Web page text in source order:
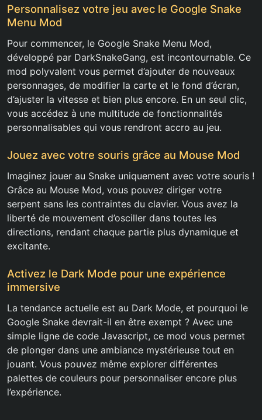
Personnalisez votre jeu avec le Google Snake
Menu Mod
Pour commencer, le Google Snake Menu Mod,
développé par DarkSnakeGang, est incontournable. Ce
mod polyvalent vous permet d’ajouter de nouveaux
personnages, de modifier la carte et le fond d’écran,
d’ajuster la vitesse et bien plus encore. En un seul clic,
vous accédez à une multitude de fonctionnalités
personnalisables qui vous rendront accro au jeu.
Jouez avec votre souris grâce au Mouse Mod
Imaginez jouer au Snake uniquement avec votre souris !
Grâce au Mouse Mod, vous pouvez diriger votre
serpent sans les contraintes du clavier. Vous avez la
liberté de mouvement d’osciller dans toutes les
directions, rendant chaque partie plus dynamique et
excitante.
Activez le Dark Mode pour une expérience
immersive
La tendance actuelle est au Dark Mode, et pourquoi le
Google Snake devrait-il en être exempt ? Avec une
simple ligne de code Javascript, ce mod vous permet
de plonger dans une ambiance mystérieuse tout en
jouant. Vous pouvez même explorer différentes
palettes de couleurs pour personnaliser encore plus
l’expérience.